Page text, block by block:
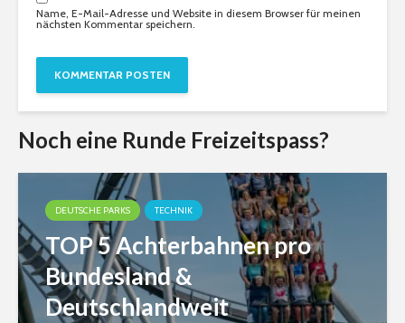
Name, E-Mail-Adresse und Website in diesem Browser für meinen
nächsten Kommentar speichern.
Noch eine Runde Freizeitspass?
DEUTSCHE PARKS TECHNIK
TOP 5 Achterbahnen pro
Bundesland &
Deutschlandweit